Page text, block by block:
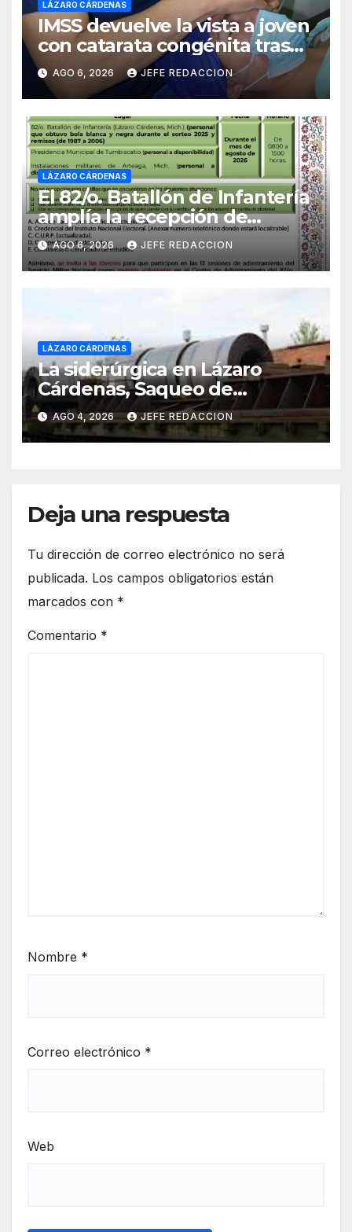
LÁZARO CÁRDENAS
IMSS devuelve la vista a joven
con catarata congénita tras
23 años de limitación visual
AGO 6, 2026 JEFE REDACCION
LÁZARO CÁRDENAS
El 82/o. Batallón de Infantería
amplía la recepción de
documentos para obtener La
Catilla del Servicio Militar
Nacional
AGO 6, 2026 JEFE REDACCION
LÁZARO CÁRDENAS
La siderúrgica en Lázaro
Cárdenas, Saqueo de
Recursos Naturales a Cambio
de Miseria
AGO 4, 2026 JEFE REDACCION
Deja una respuesta
Tu dirección de correo electrónico no será
publicada. Los campos obligatorios están
marcados con *
Comentario *
Nombre *
Correo electrónico *
Web